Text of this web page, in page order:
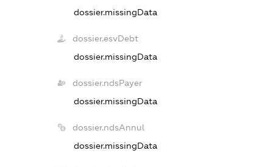
dossier.missingData
dossier.esvDebt
dossier.missingData
dossier.ndsPayer
dossier.missingData
dossier.ndsAnnul
dossier.missingData